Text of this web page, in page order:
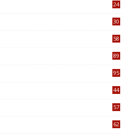
24
30
58
89
95
44
57
62